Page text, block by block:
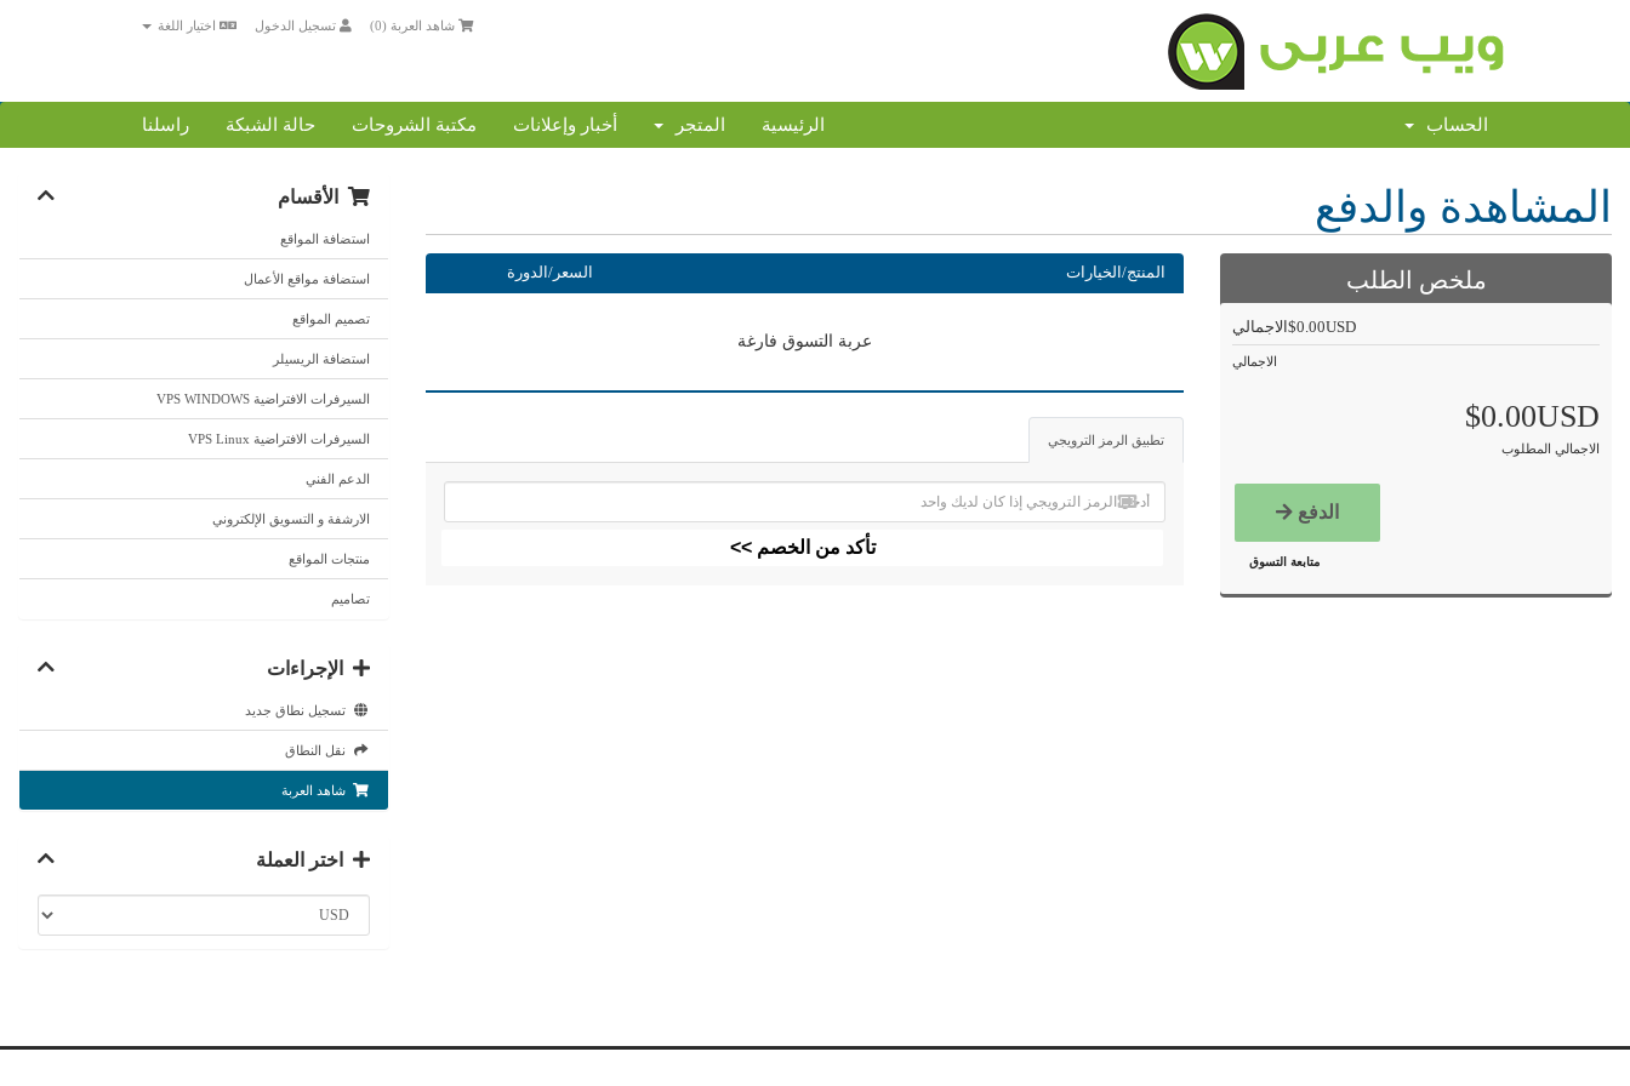
اختيار اللغة تسجيل الدخول شاهد العربة (0
)
الرئيسية المتجر أخبار وإعلانات مكتبة الشروحات حالة الشبكة راسلنا الحساب
الأقسام
استضافة المواقع
استضافة مواقع الأعمال
تصميم المواقع
استضافة الريسيلر
السيرفرات الافتراضية VPS WINDOWS
السيرفرات الافتراضية VPS Linux
الدعم الفني
الارشفة و التسويق الإلكتروني
منتجات المواقع
تصاميم
الإجراءات
تسجيل نطاق جديد
نقل النطاق
شاهد العربة
اختر العملة
المشاهدة والدفع
المنتج/الخيارات السعر/الدورة
عربة التسوق فارغة
تطبيق الرمز الترويجي
تأكد من الخصم >>
ملخص الطلب
الاجمالي$0.00USD
الاجمالي
$0.00USD
الاجمالي المطلوب
الدفع
متابعة التسوق